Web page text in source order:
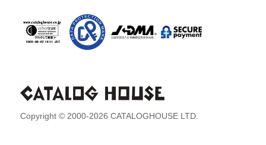
Copyright © 2000-2026 CATALOGHOUSE LTD.